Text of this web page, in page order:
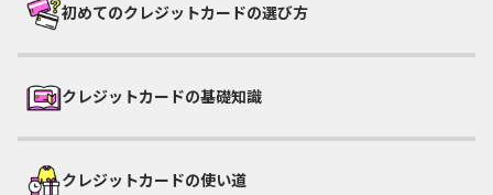
初めてのクレジットカードの選び方
クレジットカードの基礎知識
クレジットカードの使い道